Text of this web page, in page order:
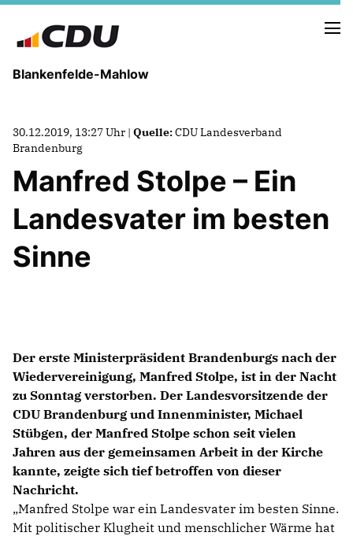
Blankenfelde-Mahlow
VORSTAND
AUSSCHÜSSE
AUFSICHTSRÄTE
30.12.2019, 13:27 Uhr | Quelle:CDU Landesverband
Brandenburg
Manfred Stolpe – Ein
Landesvater im besten
Sinne
Der erste Ministerpräsident Brandenburgs nach der
Wiedervereinigung, Manfred Stolpe, ist in der Nacht
zu Sonntag verstorben. Der Landesvorsitzende der
CDU Brandenburg und Innenminister, Michael
Stübgen, der Manfred Stolpe schon seit vielen
Jahren aus der gemeinsamen Arbeit in der Kirche
kannte, zeigte sich tief betroffen von dieser
Nachricht.
Manfred Stolpe war ein Landesvater im besten Sinne.
Mit politischer Klugheit und menschlicher Wärme hat